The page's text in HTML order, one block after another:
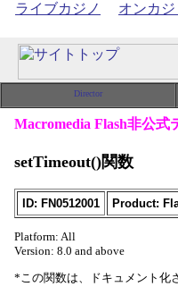
ライブカジノ オンカ
Macromedia Flash非公式
setTimeout()関数
ID: FN0512001 Product:
Platform: All
Version: 8.0 and above
*この関数は、ドキュメント化